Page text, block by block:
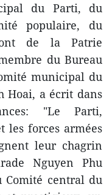
du Parti, du
populaire, du
de la Patrie
du Bureau
municipal du
Hoai, a écrit dans
"Le Parti,
les forces armées
leur chagrin
Nguyen Phu
Comité central du